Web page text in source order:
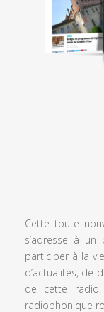
Cette toute
s’adresse à un
participer à la
d’actualités, de
de cette radio
radiophonique